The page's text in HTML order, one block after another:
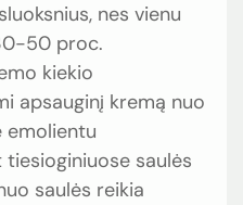
nes vienu
50 proc.
kiekio
apsauginį kremą nuo
emolientu
saulės
saulės reikia